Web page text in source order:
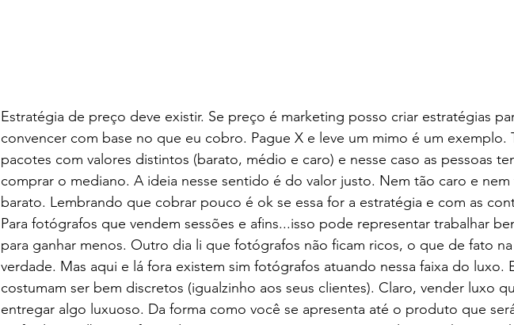
Estratégia de preço deve existir. Se preço é marketing posso criar estratégias
convencer com base no que eu cobro. Pague X e leve um mimo é um exemplo.
pacotes com valores distintos (barato, médio e caro) e nesse caso as pessoas
comprar o mediano. A ideia nesse sentido é do valor justo. Nem tão caro e nem
barato. Lembrando que cobrar pouco é ok se essa for a estratégia e com as
Para fotógrafos que vendem sessões e afins...isso pode representar trabalhar
para ganhar menos. Outro dia li que fotógrafos não ficam ricos, o que de fato
verdade. Mas aqui e lá fora existem sim fotógrafos atuando nessa faixa do luxo.
costumam ser bem discretos (igualzinho aos seus clientes). Claro, vender luxo
entregar algo luxuoso. Da forma como você se apresenta até o produto que